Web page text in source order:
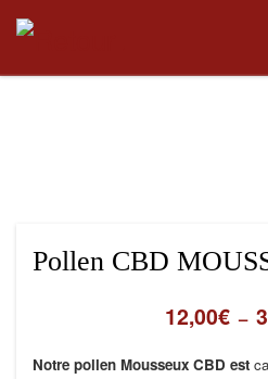
Skip to content
Pollen CBD
12,00€ –
Notre pollen Mousseux CBD est